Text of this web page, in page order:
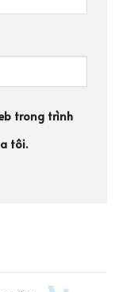
trong trình
tôi.